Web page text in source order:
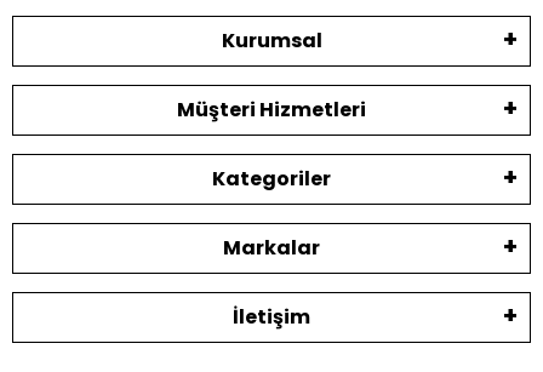
Kurumsal
Müşteri Hizmetleri
Kategoriler
Markalar
İletişim